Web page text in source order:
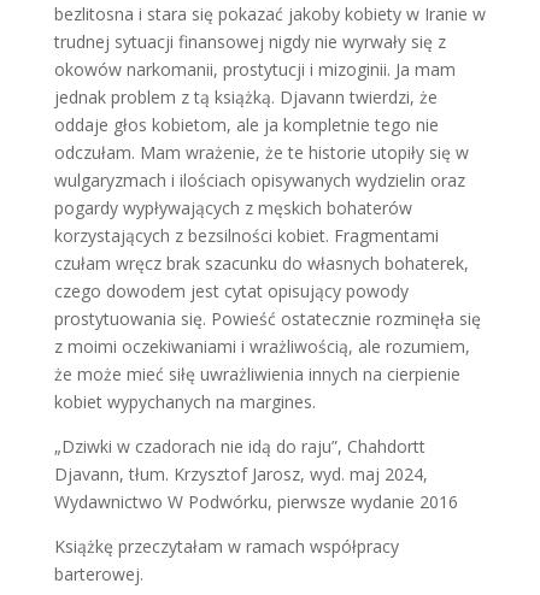
bezlitosna i stara się pokazać jakoby kobiety w Iranie w
trudnej sytuacji finansowej nigdy nie wyrwały się z
okowów narkomanii, prostytucji i mizoginii. Ja mam
jednak problem z tą książką. Djavann twierdzi, że
oddaje głos kobietom, ale ja kompletnie tego nie
odczułam. Mam wrażenie, że te historie utopiły się w
wulgaryzmach i ilościach opisywanych wydzielin oraz
pogardy wypływających z męskich bohaterów
korzystających z bezsilności kobiet. Fragmentami
czułam wręcz brak szacunku do własnych bohaterek,
czego dowodem jest cytat opisujący powody
prostytuowania się. Powieść ostatecznie rozminęła się
z moimi oczekiwaniami i wrażliwością, ale rozumiem,
że może mieć siłę uwrażliwienia innych na cierpienie
kobiet wypychanych na margines.
„Dziwki w czadorach nie idą do raju”, Chahdortt
Djavann, tłum. Krzysztof Jarosz, wyd. maj 2024,
Wydawnictwo W Podwórku, pierwsze wydanie 2016
Książkę przeczytałam w ramach współpracy
barterowej.